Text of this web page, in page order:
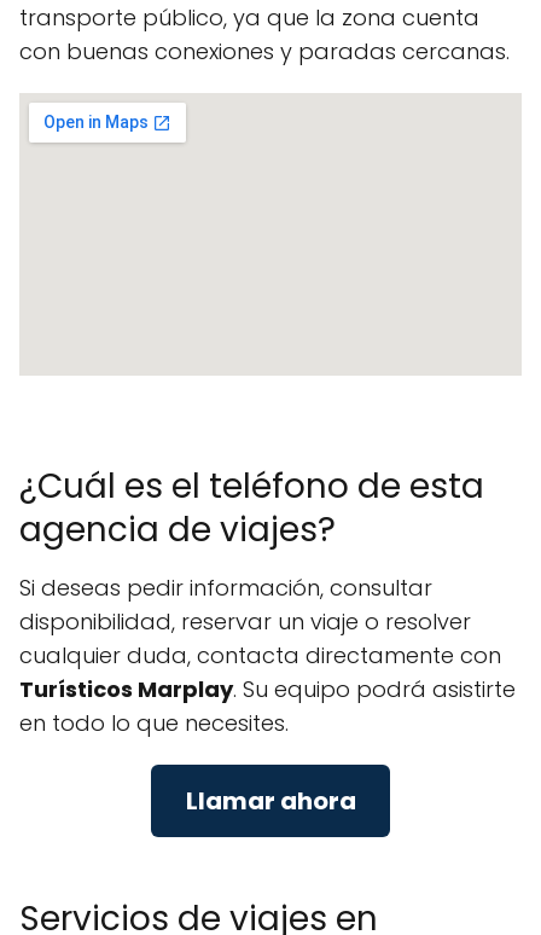
transporte público, ya que la zona cuenta
con buenas conexiones y paradas cercanas.
¿Cuál es el teléfono de esta
agencia de viajes?
Si deseas pedir información, consultar
disponibilidad, reservar un viaje o resolver
cualquier duda, contacta directamente con
Turísticos Marplay. Su equipo podrá asistirte
en todo lo que necesites.
Llamar ahora
Servicios de viajes en